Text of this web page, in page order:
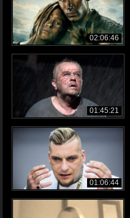
02:06:46
01:45:21
01:06:44